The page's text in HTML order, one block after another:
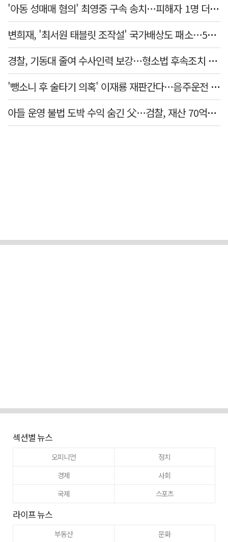
'아동 성매매 혐의' 최영중 구속 송치…피해자 1명 더 있었다
변희재, '최서원 태블릿 조작설' 국가배상도 패소…5천만원 청구 기각
경찰, 기동대 줄여 수사인력 보강…형소법 후속조치 본격화
'뺑소니 후 술타기 의혹' 이재룡 재판간다…음주운전 혐의 제외
아들 운영 불법 도박 수익 숨긴 父…검찰, 재산 70억원 몰수
섹션별 뉴스
오피니언
정치
경제
사회
국제
스포츠
라이프 뉴스
부동산 문화